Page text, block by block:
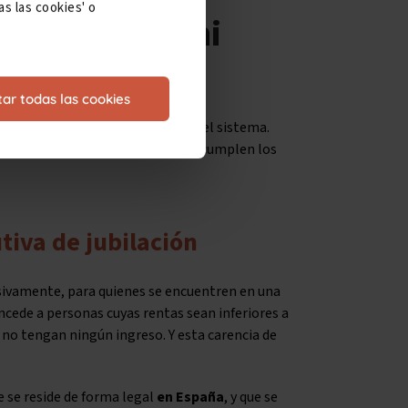
las cookies' o
todas las cookies
¿cuál es mi
no quedan del todo fuera del sistema.
, que podrían solicitar si cumplen los
de jubilación
para quienes se encuentren en una
a personas cuyas rentas sean inferiores a
no tengan ningún ingreso. Y esta carencia de
reside de forma legal en España, yque se